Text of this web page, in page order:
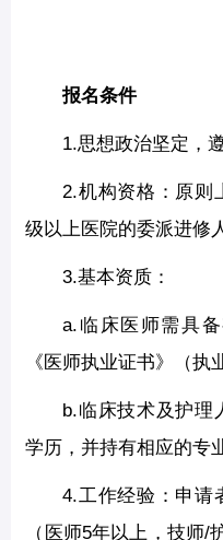
报名条件
1.思想政治坚定，
2.机构资格：原则
级以上医院的委派进修
3.基本资质：
a.临床医师需具
《医师执业证书》（执
b.临床技术及护理
学历，并持有相应的专
4.工作经验：申请
（医师5年以上，技师